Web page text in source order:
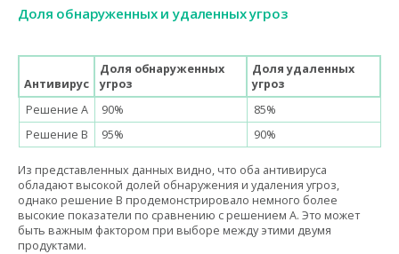
Доля обнаруженных и удаленных угроз
Антивирус
Доля обнаруженных
угроз
Доля удаленных
угроз
Решение A
90%
85%
Решение B
95% 90%
Из представленных данных видно, что оба антивируса
обладают высокой долей обнаружения и удаления угроз,
однако решение B продемонстрировало немного более
высокие показатели по сравнению с решением A. Это может
быть важным фактором при выборе между этими двумя
продуктами.